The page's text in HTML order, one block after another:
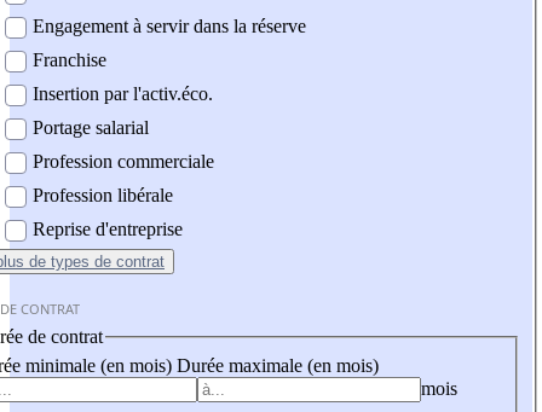
Engagement à servir dans la réserve
Franchise
Insertion par l'activ.éco.
Portage salarial
Profession commerciale
Profession libérale
Reprise d'entreprise
de types de contrat
CONTRAT
de contrat
minimale (en mois) Durée maximale (en mois)
mois